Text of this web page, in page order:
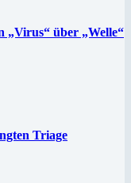
„Virus“ über „Welle“
Triage